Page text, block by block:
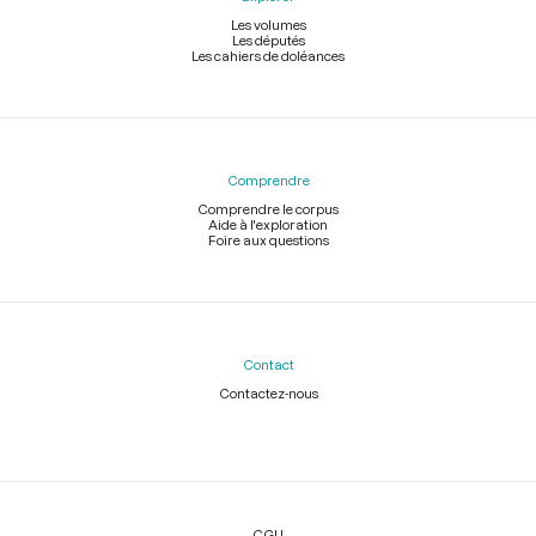
Les volumes
Les députés
Les cahiers de doléances
Comprendre
Comprendre le corpus
Aide à l'exploration
Foire aux questions
Contact
Contactez-nous
Légal